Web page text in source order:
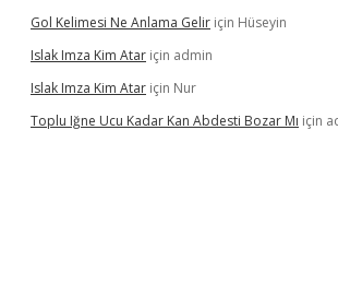
Gol Kelimesi Ne Anlama Gelir için Hüseyin
Islak Imza Kim Atar için admin
Islak Imza Kim Atar için Nur
Toplu Iğne Ucu Kadar Kan Abdesti Bozar Mı için